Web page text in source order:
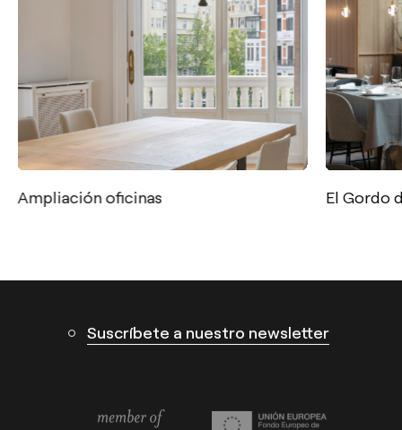
Ampliación oficinas El Gordo
Contacto
Tel.: +34 961 667 207
Suscríbete a nuestro newsletter